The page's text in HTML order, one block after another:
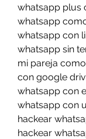
whatsapp plus
whatsapp
whatsapp con
whatsapp sin
mi pareja
con google
whatsapp con
whatsapp con
hackear
hackear